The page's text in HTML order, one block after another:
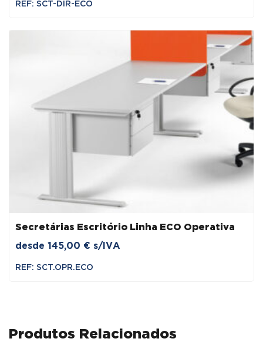
REF: SCT-DIR-ECO
Secretárias Escritório Linha ECO Operativa
desde 145,00 € s/IVA
REF: SCT.OPR.ECO
Produtos Relacionados